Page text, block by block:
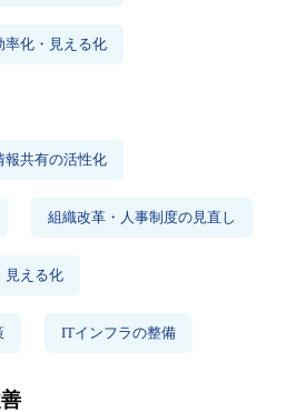
率化・見える化
報共有の活性化
組織改革・人事制度の見直し
見える化
ITインフラの整備